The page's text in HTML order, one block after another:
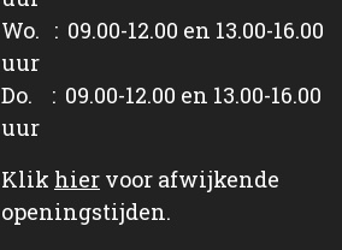
Wo. : 09.00-12.00 en 13.00-16.00
uur
Do. : 09.00-12.00 en 13.00-16.00
uur
Klik hier voor afwijkende
openingstijden.